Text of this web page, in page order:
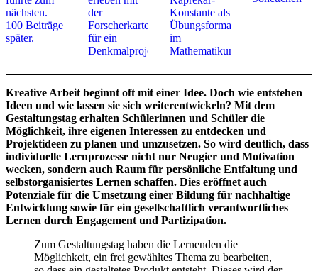
Kreative Arbeit beginnt oft mit einer Idee. Doch wie entstehen
Ideen und wie lassen sie sich weiterentwickeln? Mit dem
Gestaltungstag erhalten Schülerinnen und Schüler die
Möglichkeit, ihre eigenen Interessen zu entdecken und
Projektideen zu planen und umzusetzen. So wird deutlich, dass
individuelle Lernprozesse nicht nur Neugier und Motivation
wecken, sondern auch Raum für persönliche Entfaltung und
selbstorganisiertes Lernen schaffen. Dies eröffnet auch
Potenziale für die Umsetzung einer Bildung für nachhaltige
Entwicklung sowie für ein gesellschaftlich verantwortliches
Lernen durch Engagement und Partizipation.
Zum Gestaltungstag haben die Lernenden die
Möglichkeit, ein frei gewähltes Thema zu bearbeiten,